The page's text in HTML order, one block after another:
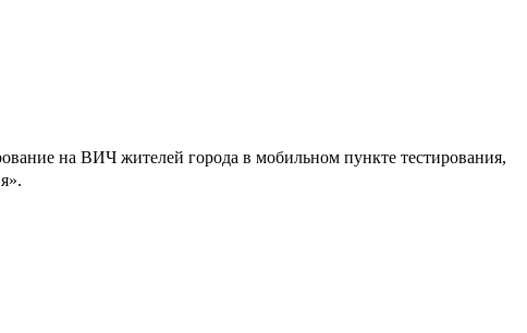
на ВИЧ жителей города в мобильном пункте тестирования,